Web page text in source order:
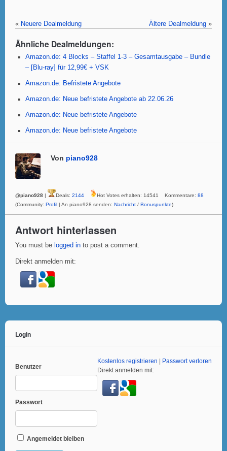
c
e
b
o
o
k
er s
A
p
p
st
ail ail
« Neuere Dealmeldung Ältere Dealmeldung »
Ähnliche Dealmeldungen:
Amazon.de: 4 Blocks – Staffel 1-3 – Gesamtausgabe – Bundle
– [Blu-ray] für 12,99€ + VSK
Amazon.de: Befristete Angebote
Amazon.de: Neue befristete Angebote ab 22.06.26
Amazon.de: Neue befristete Angebote
Amazon.de: Neue befristete Angebote
Von piano928
@piano928 | Deals: 2144 Hot Votes erhalten: 14541 Kommentare: 88
(Community: Profil | An piano928 senden: Nachricht / Bonuspunkte)
Antwort hinterlassen
You must be logged in to post a comment.
Direkt anmelden mit:
Login
Benutzer
Passwort
Angemeldet bleiben
Kostenlos registrieren | Passwort verloren
Direkt anmelden mit: